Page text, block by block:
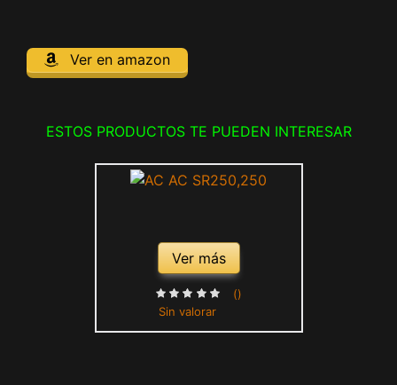
Ver en amazon
ESTOS PRODUCTOS TE PUEDEN INTERESAR
Ver más
Sin valorar
()